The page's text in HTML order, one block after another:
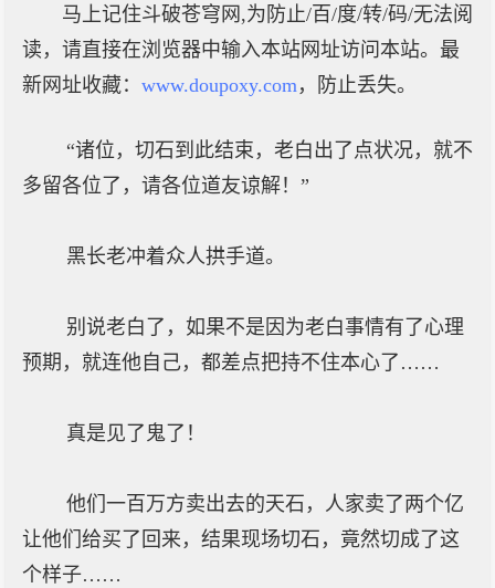
马上记住斗破苍穹网,为防止/百/度/转/码/无法阅
读，请直接在浏览器中输入本站网址访问本站。最
新网址收藏： www.doupoxy.com，防止丢失。
“诸位，切石到此结束，老白出了点状况，就不
多留各位了，请各位道友谅解！”
黑长老冲着众人拱手道。
别说老白了，如果不是因为老白事情有了心理
预期，就连他自己，都差点把持不住本心了……
真是见了鬼了！
他们一百万方卖出去的天石，人家卖了两个亿
让他们给买了回来，结果现场切石，竟然切成了这
个样子……